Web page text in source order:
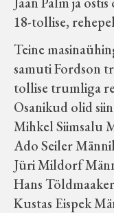
18-tollise,
Teine
samuti Fordson
tollise trumliga
Osanikud olid
Mihkel Siimsalu
Ado Seiler
Jüri Mildorf
Hans
Kustas Eispek